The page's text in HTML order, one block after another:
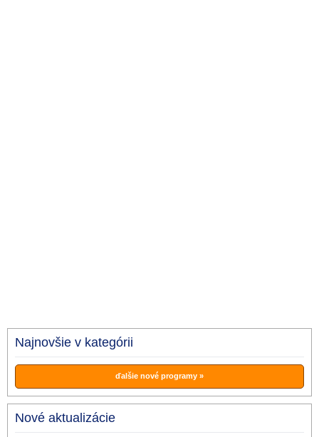
Najnovšie v kategórii
ďalšie nové programy »
Nové aktualizácie